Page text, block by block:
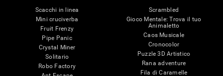
Scacchi in linea
Mini cruciverba
Fruit Frenzy
Pipe Panic
Crystal Miner
Solitario
Robo Factory
Scrambled
Gioco Mentale: Trova il tuo
Animaletto
Caos Musicale
Cronocolor
Puzzle 3D Artistico
Rana adventure
Fila di Caramelle